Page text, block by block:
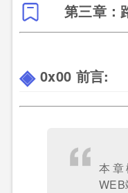
第三章：
0x00 前言:
本章
WEB